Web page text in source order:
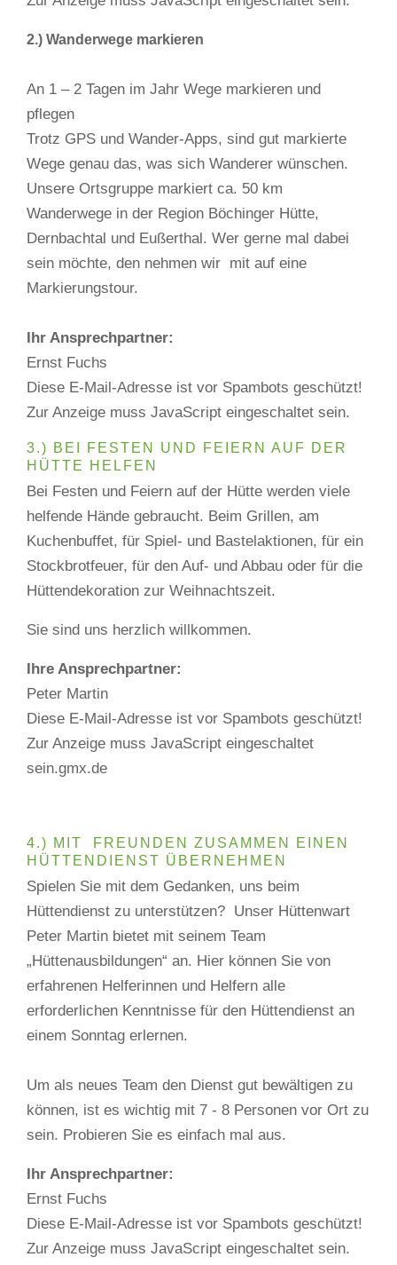
2.) Wanderwege markieren
An 1 – 2 Tagen im Jahr Wege markieren und
pflegen
Trotz GPS und Wander-Apps, sind gut markierte
Wege genau das, was sich Wanderer wünschen.
Unsere Ortsgruppe markiert ca. 50 km
Wanderwege in der Region Böchinger Hütte,
Dernbachtal und Eußerthal. Wer gerne mal dabei
sein möchte, den nehmen wir mit auf eine
Markierungstour.
Ihr Ansprechpartner:
Ernst Fuchs
Diese E-Mail-Adresse ist vor Spambots geschützt!
Zur Anzeige muss JavaScript eingeschaltet sein.
3.) BEI FESTEN UND FEIERN AUF DER
HÜTTE HELFEN
Bei Festen und Feiern auf der Hütte werden viele
helfende Hände gebraucht. Beim Grillen, am
Kuchenbuffet, für Spiel- und Bastelaktionen, für ein
Stockbrotfeuer, für den Auf- und Abbau oder für die
Hüttendekoration zur Weihnachtszeit.
Sie sind uns herzlich willkommen.
Ihre Ansprechpartner:
Peter Martin
Diese E-Mail-Adresse ist vor Spambots geschützt!
Zur Anzeige muss JavaScript eingeschaltet
sein.gmx.de
4.) MIT FREUNDEN ZUSAMMEN EINEN
HÜTTENDIENST ÜBERNEHMEN
Spielen Sie mit dem Gedanken, uns beim
Hüttendienst zu unterstützen? Unser Hüttenwart
Peter Martin bietet mit seinem Team
„Hüttenausbildungen“ an. Hier können Sie von
erfahrenen Helferinnen und Helfern alle
erforderlichen Kenntnisse für den Hüttendienst an
einem Sonntag erlernen.
Um als neues Team den Dienst gut bewältigen zu
können, ist es wichtig mit 7 - 8 Personen vor Ort zu
sein. Probieren Sie es einfach mal aus.
Ihr Ansprechpartner:
Ernst Fuchs
Diese E-Mail-Adresse ist vor Spambots geschützt!
Zur Anzeige muss JavaScript eingeschaltet sein.